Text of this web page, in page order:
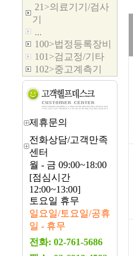
21>의료기기/검사
기
...
100>법정등록장비
101>검교정/기타
102>중고계측기
제휴문의
전화상담/고객만족
센터
월 - 금 09:00~18:00
[점심시간
12:00~13:00]
토요일 휴무
일요일/토요일/공휴
일 - 휴무
전화: 02-761-5686